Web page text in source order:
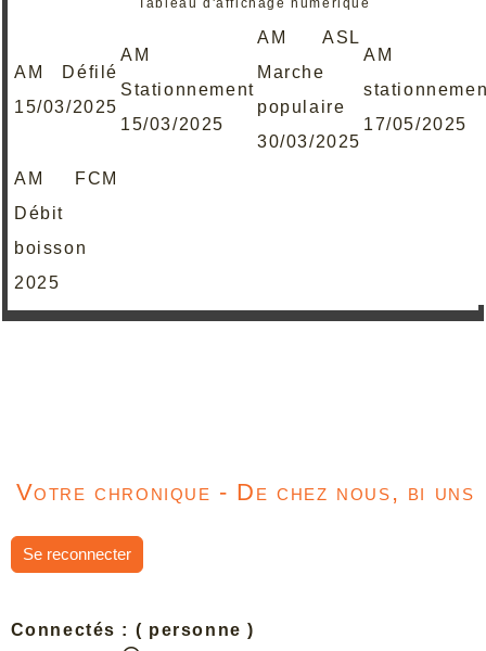
AM Défilé
15/03/2025
AM
Stationnement
15/03/2025
AM ASL
Marche
populaire
30/03/2025
AM
17/05/2025
AM FCM
Débit
boisson
2025
Votre chronique - De chez nous, bi uns
Se reconnecter
Connectés : ( personne )